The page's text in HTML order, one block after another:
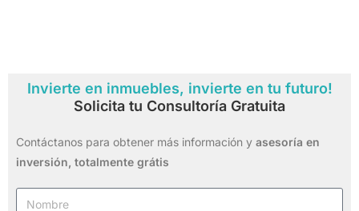
Invierte en inmuebles, invierte en tu futuro!
Solicita tu Consultoría Gratuita
Contáctanos para obtener más información y asesoría en
inversión, totalmente grátis